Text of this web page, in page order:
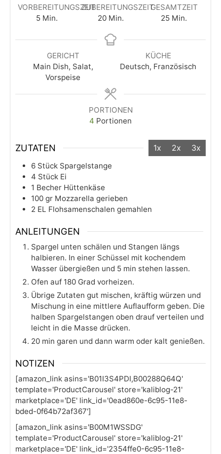
VORBEREITUNGSZEIT
5 Min.
ZUBEREITUNGSZEIT
20 Min.
GESAMTZEIT
25 Min.
GERICHT
Main Dish, Salat,
Vorspeise
KÜCHE
Deutsch, Französisch
PORTIONEN
4 Portionen
ZUTATEN 1x 2x 3x
6 Stück Spargelstange
4 Stück Ei
1 Becher Hüttenkäse
100 gr Mozzarella gerieben
2 EL Flohsamenschalen gemahlen
ANLEITUNGEN
Spargel unten schälen und Stangen längs
halbieren. In einer Schüssel mit kochendem
Wasser übergießen und 5 min stehen lassen.
Ofen auf 180 Grad vorheizen.
Übrige Zutaten gut mischen, kräftig würzen und
Mischung in eine mittlere Auflaufform geben. Die
halben Spargelstangen oben drauf verteilen und
leicht in die Masse drücken.
20 min garen und dann warm oder kalt genießen.
NOTIZEN
[amazon_link asins='B01I3S4PDI,B00288Q64Q'
template='ProductCarousel' store='kaliblog-21'
marketplace='DE' link_id='0ead860e-6c95-11e8-
bded-0f64b72af367']
[amazon_link asins='B00M1WSSDG'
template='ProductCarousel' store='kaliblog-21'
marketplace='DE' link_id='2354ffe0-6c95-11e8-